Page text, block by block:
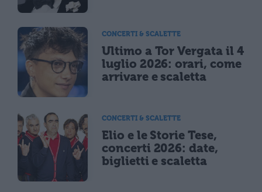
CONCERTI & SCALETTE
Ultimo a Tor Vergata il 4
luglio 2026: orari, come
arrivare e scaletta
CONCERTI & SCALETTE
Elio e le Storie Tese,
concerti 2026: date,
biglietti e scaletta